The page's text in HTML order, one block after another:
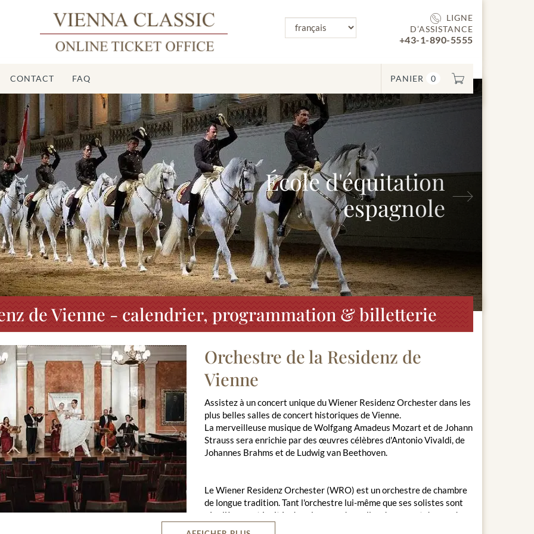
LIGNE
D’ASSISTANCE
+43-1-890-5555
PANIER 0
CONTACT FAQ
de Vienne - calendrier, programmation & billetterie
Next
Orchestre de la Residenz de
Vienne
Assistez à un concert unique du Wiener Residenz Orchester dans les
plus belles salles de concert historiques de Vienne.
La merveilleuse musique de Wolfgang Amadeus Mozart et de Johann
Strauss sera enrichie par des œuvres célèbres d'Antonio Vivaldi, de
Johannes Brahms et de Ludwig van Beethoven.
Le Wiener Residenz Orchester (WRO) est un orchestre de chambre
de longue tradition. Tant l'orchestre lui-même que ses solistes sont
régulièrement invités dans les grandes salles de concert du monde